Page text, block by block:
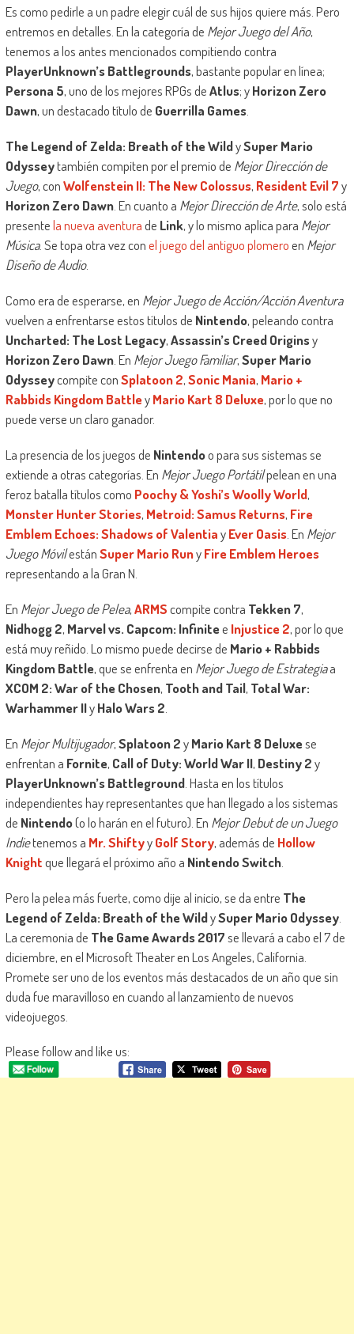
Es como pedirle a un padre elegir cuál de sus hijos quiere más. Pero
entremos en detalles. En la categoría de Mejor Juego del Año,
tenemos a los antes mencionados compitiendo contra
PlayerUnknown’s Battlegrounds, bastante popular en línea;
Persona 5, uno de los mejores RPGs deAtlus; yHorizon Zero
Dawn, un destacado título de Guerrilla Games.
The Legend of Zelda: Breath of the WildySuper Mario
Odysseytambién compiten por el premio de Mejor Dirección de
Juego, conWolfenstein II: The New Colossus, Resident Evil 7y
Horizon Zero Dawn. En cuanto a Mejor Dirección de Arte, solo está
presentela nueva aventurade Link, y lo mismo aplica para Mejor
Música. Se topa otra vez conel juego del antiguo plomeroen Mejor
Diseño de Audio.
Como era de esperarse, en Mejor Juego de Acción/Acción Aventura
vuelven a enfrentarse estos títulos de Nintendo, peleando contra
Uncharted: The Lost Legacy,Assassin’s Creed Originsy
Horizon Zero Dawn. En Mejor Juego Familiar,Super Mario
Odysseycompite conSplatoon 2,Sonic Mania, Mario +
Rabbids Kingdom BattleyMario Kart 8 Deluxe, por lo que no
puede verse un claro ganador.
La presencia de los juegos de Nintendoo para sus sistemas se
extiende a otras categorías. En Mejor Juego Portátilpelean en una
feroz batalla títulos como Poochy & Yoshi’s Woolly World,
Monster Hunter Stories, Metroid: Samus Returns, Fire
Emblem Echoes: Shadows of ValentiayEver Oasis. En Mejor
Juego MóvilestánSuper Mario RunyFire Emblem Heroes
representando a la Gran N.
En Mejor Juego de Pelea,ARMScompite contra Tekken 7,
Nidhogg 2, Marvel vs. Capcom: Infinitee Injustice 2, por lo que
está muy reñido. Lo mismo puede decirse de Mario + Rabbids
Kingdom Battle, que se enfrenta en Mejor Juego de Estrategiaa
XCOM 2: War of the Chosen, Tooth and Tail, Total War:
Warhammer IIyHalo Wars 2
En Mejor Multijugador,Splatoon 2yMario Kart 8 Deluxese
enfrentan a Fornite, Call of Duty: World War II, Destiny 2y
PlayerUnknown’s Battleground. Hasta en los títulos
independientes hay representantes que han llegado a los sistemas
de Nintendo(o lo harán en el futuro). En Mejor Debut de un Juego
Indietenemos a Mr. ShiftyyGolf Story, además de Hollow
Knightque llegará el próximo año a Nintendo Switch.
Pero la pelea más fuerte, como dije al inicio, se da entre The
Legend of Zelda: Breath of the WildySuper Mario Odyssey.
La ceremonia de The Game Awards 2017se llevará a cabo el 7 de
diciembre, en el Microsoft Theater en Los Angeles, California.
Promete ser uno de los eventos más destacados de un año que sin
duda fue maravilloso en cuando al lanzamiento de nuevos
videojuegos.
Please follow and like us: